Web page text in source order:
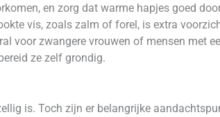
en zorg dat warme hapjes goed
vis, zoals zalm of forel, is extra
voor zwangere vrouwen of mensen met
ze zelf grondig.
is. Toch zijn er belangrijke